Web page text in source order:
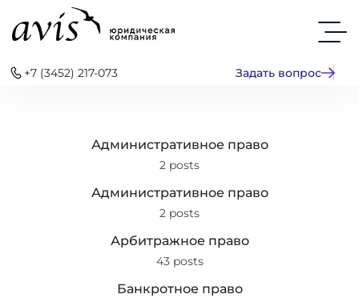
+7 (3452) 217-073 Задать вопрос
Административное право
2 posts
Административное право
2 posts
Арбитражное право
43 posts
Банкротное право